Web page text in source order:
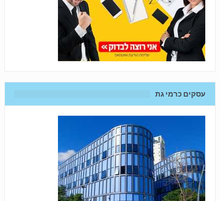
עסקים כרמי גת